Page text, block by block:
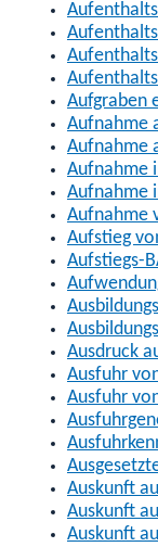
Aufgraben
Aufnahme
Aufnahme
Aufnahme
Aufnahme
Aufnahme
Aufstieg
Aufstiegs-
Ausdruck
Ausfuhr
Ausfuhr
Auskunft
Auskunft
Auskunft